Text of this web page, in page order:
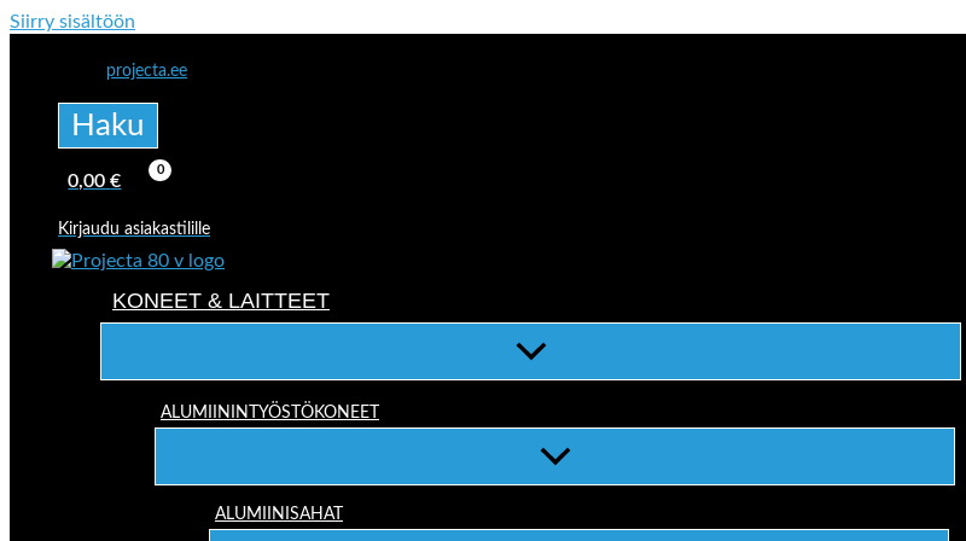
Siirry sisältöön
projecta.ee
Haku
0,00€
Kirjaudu asiakastilille
KONEET & LAITTEET
ALUMIININTYÖSTÖKONEET
ALUMIINISAHAT